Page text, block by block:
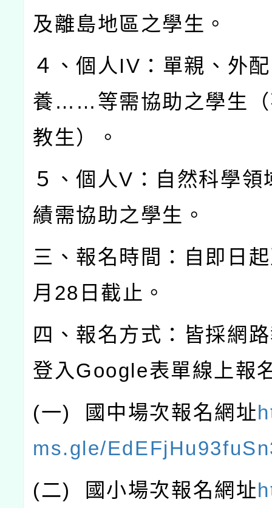
及離島地區之學生。
４、個人 IV ：單親、外
養 …… 等需協助之學生
教生）。
５、個人V ：自然科學
績需協助之學生。
三、報名時間：自即日
月 28 日截止。
四、報名方式：皆採網
登入Google表單線上報
(一) 國中場次報名網址
ms.gle/
(二) 國小場次報名網址